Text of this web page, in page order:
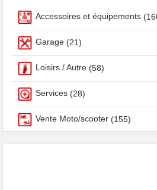
Accessoires et équipements
Garage (21)
Loisirs / Autre (58)
Services (28)
Vente Moto/scooter (155)